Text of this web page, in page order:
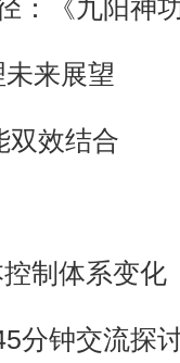
《九阳神
来展望
效结合
制体系变化
钟交流探